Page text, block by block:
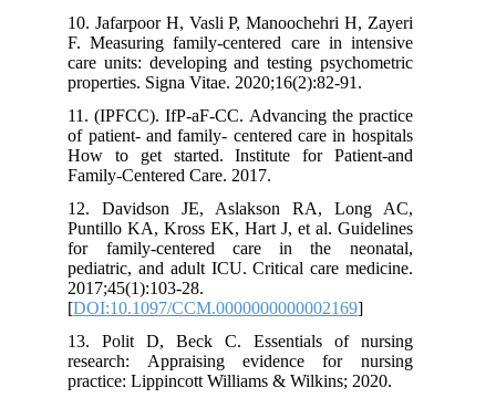
10. Jafarpoor H, Vasli P, Manoochehri H, Zayeri
F. Measuring family-centered care in intensive
care units: developing and testing psychometric
properties. Signa Vitae. 2020;16(2):82-91.
11. (IPFCC). IfP-aF-CC. Advancing the practice
of patient- and family- centered care in hospitals
How to get started. Institute for Patient-and
Family-Centered Care. 2017.
12. Davidson JE, Aslakson RA, Long AC,
Puntillo KA, Kross EK, Hart J, et al. Guidelines
for family-centered care in the neonatal,
pediatric, and adult ICU. Critical care medicine.
2017;45(1):103-28.
[DOI:10.1097/CCM.0000000000002169
13. Polit D, Beck C. Essentials of nursing
research: Appraising evidence for nursing
practice: Lippincott Williams & Wilkins; 2020.